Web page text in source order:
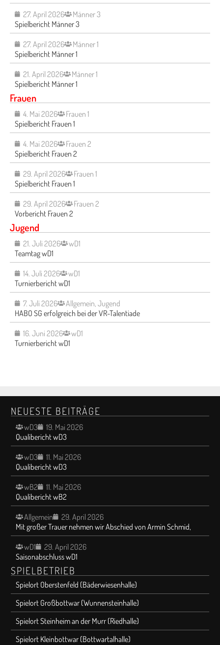
27. April 2026
Männer 3
Spielbericht Männer 3
27. April 2026
Männer 1
Spielbericht Männer 1
21. April 2026
Männer 1
Spielbericht Männer 1
Frauen
4. Mai 2026
Frauen 1
Spielbericht Frauen 1
4. Mai 2026
Frauen 2
Spielbericht Frauen 2
29. April 2026
Frauen 1
Spielbericht Frauen 1
29. April 2026
Frauen 2
Vorbericht Frauen 2
Jugend
21. Juli 2026
wD1
Teamtag wD1
14. Juli 2026
wD1
Turnierbericht wD1
7. Juli 2026 Allgemein, Jugend
HABO SG erfolgreich bei der VR-Talentiade
16. Juni 2026
wD1
Turnierbericht wD1
NEUESTE BEITRÄGE
wD3
19. Mai 2026
Qualibericht wD3
wD3
11. Mai 2026
Qualibericht wD3
wB2
11. Mai 2026
Qualibericht wB2
Allgemein
29. April 2026
Mit großer Trauer nehmen wir Abschied von Armin Schmid,
wD1
29. April 2026
Saisonabschluss wD1
SPIELBETRIEB
Spielort Oberstenfeld (Bäderwiesenhalle)
Spielort Großbottwar (Wunnensteinhalle)
Spielort Steinheim an der Murr (Riedhalle)
Spielort Kleinbottwar (Bottwartalhalle)